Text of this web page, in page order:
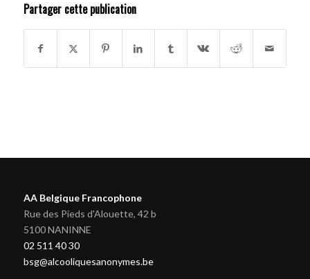
Partager cette publication
AA Belgique Francophone
Rue des Pieds d'Alouette, 42 b
5100 NANINNE
02 511 40 30
bsg@alcooliquesanonymes.be